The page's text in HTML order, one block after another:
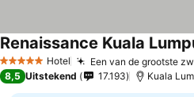
5 Sterren Hotel Een van de grootste
8,5 Uitstekend 17.193 Kuala